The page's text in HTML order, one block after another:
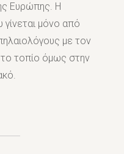
Ευρώπης. Η
μόνο από
με τον
τοπίο όμως στην